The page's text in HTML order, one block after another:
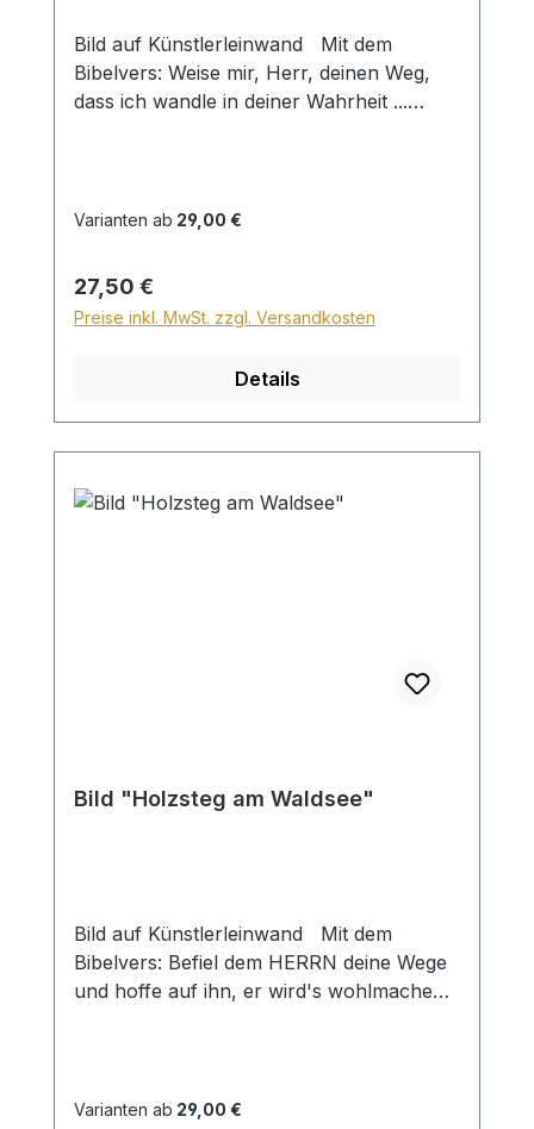
Bild auf Künstlerleinwand Mit dem
Bibelvers: Weise mir, Herr, deinen Weg,
dass ich wandle in deiner Wahrheit ...
Deutschlands ein Zuschlag für Sperrgut in
Versand ins Ausland beträgt der
Sperrgutzuschlag 30€.
Varianten ab 29,00 €
Regulärer Preis:
27,50 €
Preise inkl. MwSt. zzgl. Versandkosten
Details
Bild "Holzsteg am Waldsee"
Bild auf Künstlerleinwand Mit dem
Bibelvers: Befiel dem HERRN deine Wege
und hoffe auf ihn, er wird's wohlmachen
Deutschlands ein Zuschlag für Sperrgut in
Varianten ab 29,00 €